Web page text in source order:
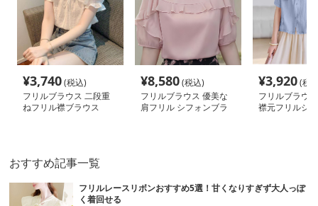
¥3,740(税込)
フリルブラウス 二段重
ねフリル襟ブラウス
¥8,580(税込)
フリルブラウス 優美な
肩フリル シフォンブラ
¥3,920(税
フリルブラウ
襟元フリルシ
おすすめ記事一覧
フリルレースリボンおすすめ5選！甘くなりすぎず大人っぽ
く着回せる